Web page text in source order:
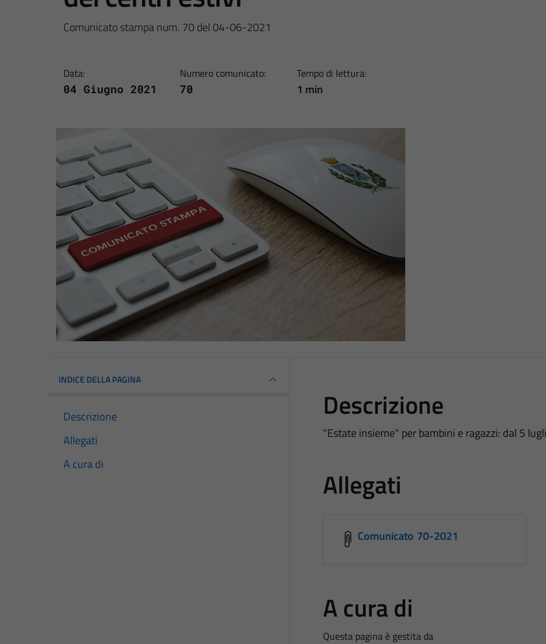
Comunicato stampa num. 70 del 04-06-2021
Data:
04 Giugno 2021
Numero comunicato:
70
Tempo di lettura:
1 min
INDICE DELLA PAGINA
Descrizione
Allegati
A cura di
Descrizione
"Estate insieme" per bambini e ragazzi: dal 5
Allegati
Comunicato 70-2021
A cura di
Questa pagina è gestita da